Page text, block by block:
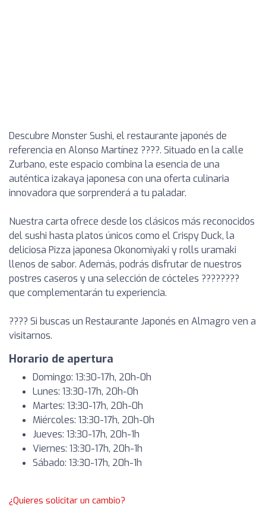
Descubre Monster Sushi, el restaurante japonés de
referencia en Alonso Martínez ????. Situado en la calle
Zurbano, este espacio combina la esencia de una
auténtica izakaya japonesa con una oferta culinaria
innovadora que sorprenderá a tu paladar.
Nuestra carta ofrece desde los clásicos más reconocidos
del sushi hasta platos únicos como el Crispy Duck, la
deliciosa Pizza japonesa Okonomiyaki y rolls uramaki
llenos de sabor. Además, podrás disfrutar de nuestros
postres caseros y una selección de cócteles ????????
que complementarán tu experiencia.
???? Si buscas un Restaurante Japonés en Almagro ven a
visitarnos.
Horario de apertura
Domingo: 13:30-17h, 20h-0h
Lunes: 13:30-17h, 20h-0h
Martes: 13:30-17h, 20h-0h
Miércoles: 13:30-17h, 20h-0h
Jueves: 13:30-17h, 20h-1h
Viernes: 13:30-17h, 20h-1h
Sábado: 13:30-17h, 20h-1h
¿Quieres solicitar un cambio?